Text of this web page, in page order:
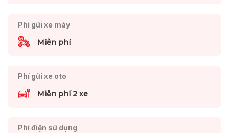
Phí gửi xe máy
Miễn phí
Phí gửi xe oto
Miễn phí 2 xe
Phí điện sử dụng